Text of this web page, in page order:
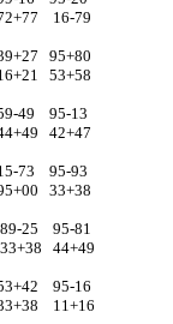
16-79
95+80
53+58
49 95-13
42+47
73 95-93
33+38
25 95-81
44+49
95-16
11+16